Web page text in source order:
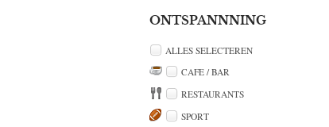
ONTSPANNNING
ALLES SELECTEREN
CAFE / BAR
RESTAURANTS
SPORT